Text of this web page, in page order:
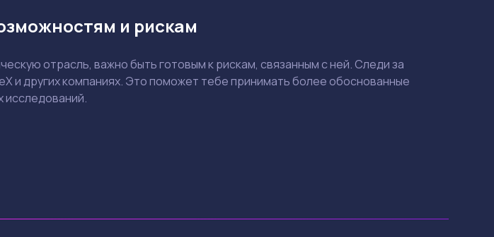
и рискам
отрасль, важно быть готовым к рискам, связанным с ней. Следи за
и других компаниях. Это поможет тебе принимать более обоснованные
исследований.